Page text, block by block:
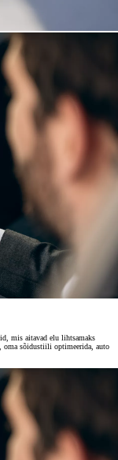
mis aitavad elu lihtsamaks
oma sõidustiili optimeerida, auto